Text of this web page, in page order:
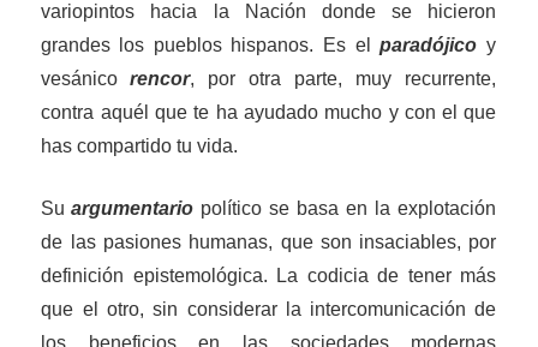
variopintos hacia la Nación donde se hicieron
grandes
los pueblos hispanos. Es elparadójico y
vesánicorencor, por otra parte, muy recurrente,
contra aquél que te ha ayudado mucho y con el que
has compartido tuvida.
Suargumentario político se basa en la explotación
de las pasiones humanas, que son insaciables, por
definición epistemológica.
La codicia de tener más
que el otro, sin considerar la intercomunicación de